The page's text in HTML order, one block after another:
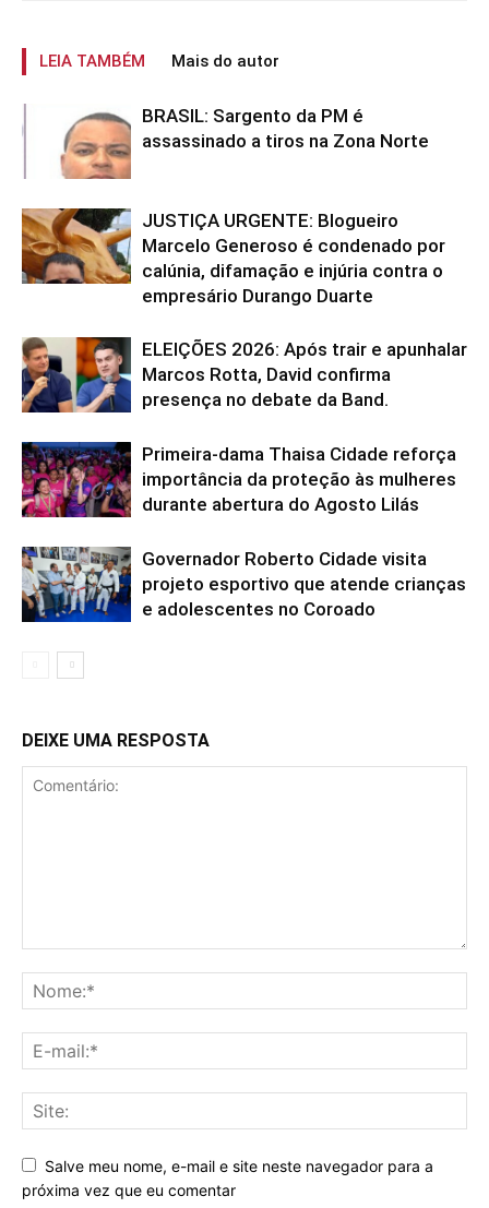
LEIA TAMBÉM Mais do autor
BRASIL: Sargento da PM é
assassinado a tiros na Zona Norte
JUSTIÇA URGENTE: Blogueiro
Marcelo Generoso é condenado por
calúnia, difamação e injúria contra o
empresário Durango Duarte
ELEIÇÕES 2026: Após trair e apunhalar
Marcos Rotta, David confirma
presença no debate da Band.
Primeira-dama Thaisa Cidade reforça
importância da proteção às mulheres
durante abertura do Agosto Lilás
Governador Roberto Cidade visita
projeto esportivo que atende crianças
e adolescentes no Coroado
DEIXE UMA RESPOSTA
Salve meu nome, e-mail e site neste navegador para a
próxima vez que eu comentar